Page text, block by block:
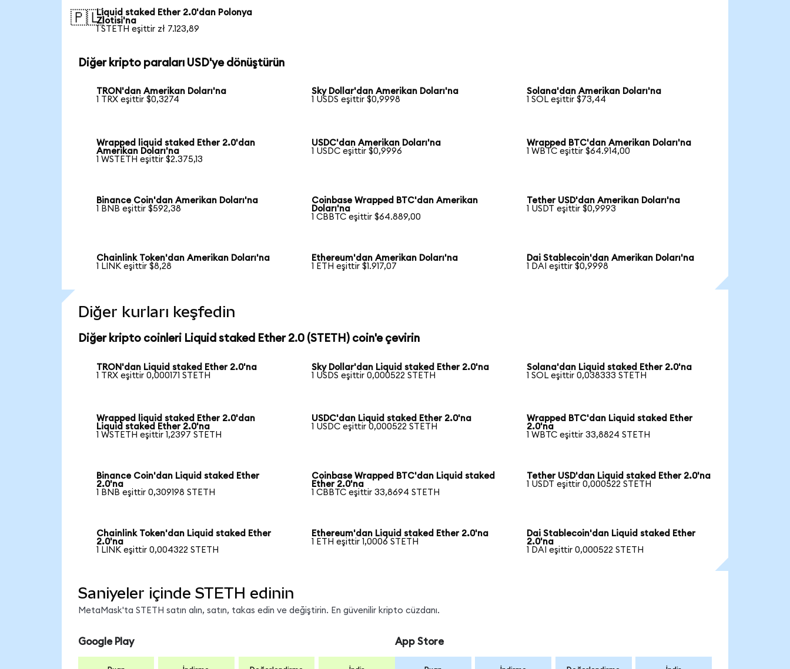
🇵🇱Liquid staked Ether 2.0'dan Polonya
Zlotisi'na
1 STETH eşittir zł 7.123,89
Diğer kripto paraları USD'ye dönüştürün
TRON'dan Amerikan Doları'na
1 TRX eşittir $0,3274
Sky Dollar'dan Amerikan Doları'na
1 USDS eşittir $0,9998
Solana'dan Amerikan Doları'na
1 SOL eşittir $73,44
Wrapped liquid staked Ether 2.0'dan
Amerikan Doları'na
1 WSTETH eşittir $2.375,13
USDC'dan Amerikan Doları'na
1 USDC eşittir $0,9996
Wrapped BTC'dan Amerikan Doları'na
1 WBTC eşittir $64.914,00
Binance Coin'dan Amerikan Doları'na
1 BNB eşittir $592,38
Coinbase Wrapped BTC'dan Amerikan
Doları'na
1 CBBTC eşittir $64.889,00
Tether USD'dan Amerikan Doları'na
1 USDT eşittir $0,9993
Chainlink Token'dan Amerikan Doları'na
1 LINK eşittir $8,28
Ethereum'dan Amerikan Doları'na
1 ETH eşittir $1.917,07
Dai Stablecoin'dan Amerikan Doları'na
1 DAI eşittir $0,9998
Diğer kurları keşfedin
Diğer kripto coinleri Liquid staked Ether 2.0 (STETH) coin'e çevirin
TRON'dan Liquid staked Ether 2.0'na
1 TRX eşittir 0,000171 STETH
Sky Dollar'dan Liquid staked Ether 2.0'na
1 USDS eşittir 0,000522 STETH
Solana'dan Liquid staked Ether 2.0'na
1 SOL eşittir 0,038333 STETH
Wrapped liquid staked Ether 2.0'dan
Liquid staked Ether 2.0'na
1 WSTETH eşittir 1,2397 STETH
USDC'dan Liquid staked Ether 2.0'na
1 USDC eşittir 0,000522 STETH
Wrapped BTC'dan Liquid staked Ether
2.0'na
1 WBTC eşittir 33,8824 STETH
Binance Coin'dan Liquid staked Ether
2.0'na
1 BNB eşittir 0,309198 STETH
Coinbase Wrapped BTC'dan Liquid staked
Ether 2.0'na
1 CBBTC eşittir 33,8694 STETH
Tether USD'dan Liquid staked Ether 2.0'na
1 USDT eşittir 0,000522 STETH
Chainlink Token'dan Liquid staked Ether
2.0'na
1 LINK eşittir 0,004322 STETH
Ethereum'dan Liquid staked Ether 2.0'na
1 ETH eşittir 1,0006 STETH
Dai Stablecoin'dan Liquid staked Ether
2.0'na
1 DAI eşittir 0,000522 STETH
Saniyeler içinde STETH edinin
MetaMask'ta STETH satın alın, satın, takas edin ve değiştirin. En güvenilir kripto cüzdanı.
Google Play App Store